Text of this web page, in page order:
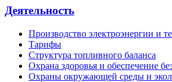
Деятельность
Производство электроэнергии и
Тарифы
Структура топливного баланса
Охрана здоровья и обеспечение
Охраны окружающей среды и